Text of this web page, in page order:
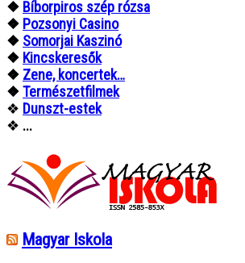
❖ Bíborpiros szép rózsa
❖ Pozsonyi Casino
❖ Somorjai Kaszinó
❖ Kincskeresők
❖ Zene, koncertek…
❖Természetfilmek
❖ Dunszt-estek
❖ ...
Magyar Iskola